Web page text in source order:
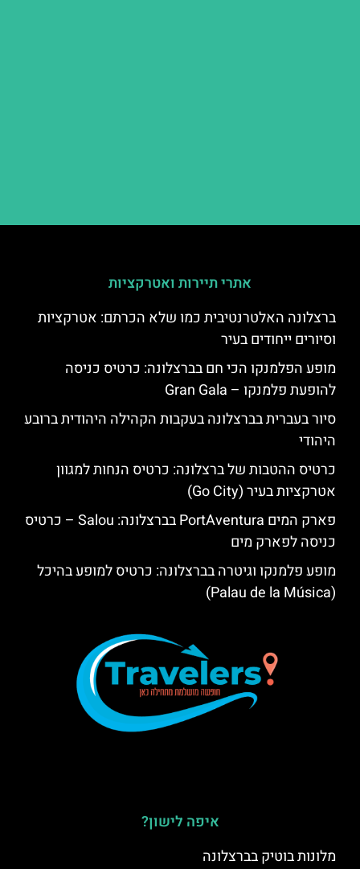
אתרי תיירות ואטרקציות
ברצלונה האלטרנטיבית כמו שלא הכרתם: אטרקציות
וסיורים ייחודים בעיר
מופע הפלמנקו הכי חם בברצלונה: כרטיס כניסה
להופעת פלמנקו – Gran Gala
סיור בעברית בברצלונה בעקבות הקהילה היהודית ברובע
היהודי
כרטיס ההטבות של ברצלונה: כרטיס הנחות למגוון
אטרקציות בעיר (Go City)
פארק המים PortAventura בברצלונה: Salou – כרטיס
כניסה לפארק מים
מופע פלמנקו וגיטרה בברצלונה: כרטיס למופע בהיכל
(Palau de la Música)
איפה לישון?
מלונות בוטיק בברצלונה